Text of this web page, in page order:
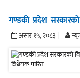
गण्डकी प्रदेश
असार १५, २०८३ |